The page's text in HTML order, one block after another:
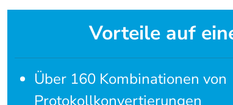
Vorteile auf
Über 160 Kombinationen von
Protokollkonvertierungen